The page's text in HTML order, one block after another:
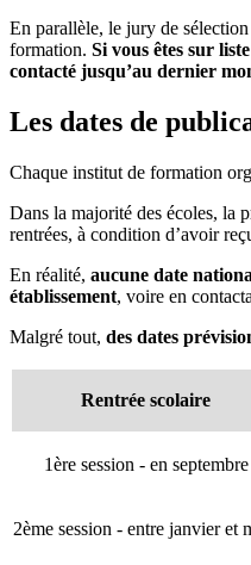
En parallèle, le jury de
formation. Si vous êtes sur
contacté jusqu’au dernier
Les dates de
Chaque institut de formation
Dans la majorité des écoles, la
rentrées, à condition d’avoir
En réalité, aucune date
établissement, voire en
Malgré tout, des dates
Rentrée scolaire
1ère session - en septembre
2ème session - entre janvier et